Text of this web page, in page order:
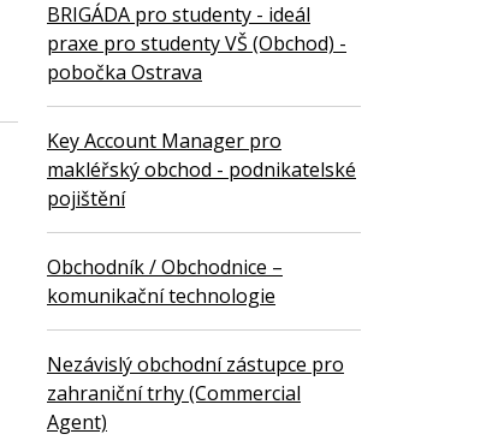
BRIGÁDA pro studenty - ideál
praxe pro studenty VŠ (Obchod) -
pobočka Ostrava
Key Account Manager pro
makléřský obchod - podnikatelské
pojištění
Obchodník / Obchodnice –
komunikační technologie
Nezávislý obchodní zástupce pro
zahraniční trhy (Commercial
Agent)